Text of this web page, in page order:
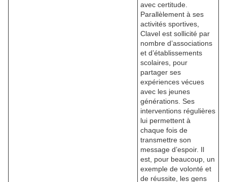
avec certitude.
Parallèlement à ses
activités sportives,
Clavel est sollicité par
nombre d’associations
et d’établissements
scolaires, pour
partager ses
expériences vécues
avec les jeunes
générations. Ses
interventions régulières
lui permettent à
chaque fois de
transmettre son
message d’espoir. Il
est, pour beaucoup, un
exemple de volonté et
de réussite, les gens